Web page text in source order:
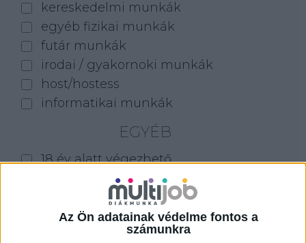
Az Ön adatainak védelme fontos a
számunkra
kereskedelmi munkák
egyéb fizikai munkák
futár munkák
irodai / gyakornoki munkák
host/hostess
informatikai munkák
EGYÉB
18 év alatt végezhető
for foreigners (külföldieknek)
homeoffice
Szűrés